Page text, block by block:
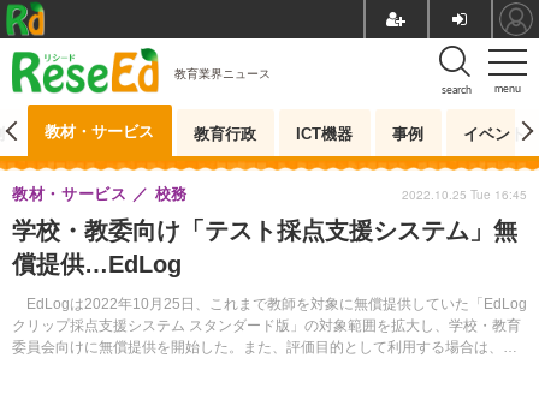
menu
search
教育業界ニュース
教材・サービス 教育行政 ICT機器 事例 イベント
学校・教委向け「テスト採点支援システム」無
償提供…EdLog
EdLogは2022年10月25日、これまで教師を対象に無償提供していた「EdLog
クリップ採点支援システム スタンダード版」の対象範囲を拡大し、学校・教育
委員会向けに無償提供を開始した。また、評価目的として利用する場合は、有
教材・サービス 校務 2022.10.25 Tue 16:45